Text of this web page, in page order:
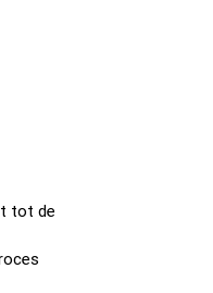
tot de